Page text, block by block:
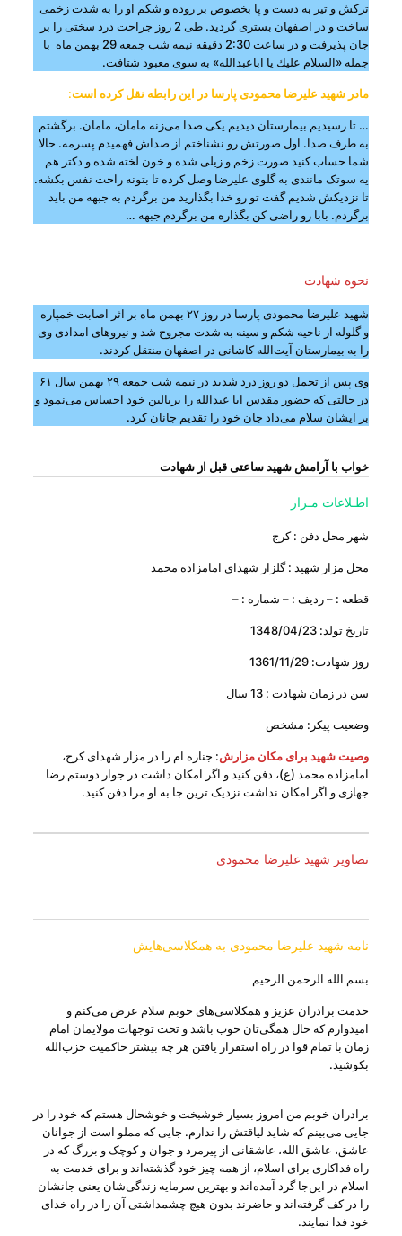
تركش و تیر به دست و پا بخصوص بر روده و شكم او را به شدت زخمی
ساخت و در اصفهان بستری گردید. طی 2 روز جراحت درد سختی را بر
جان پذیرفت و در ساعت 2:30 دقیقه نیمه ‌شب جمعه 29 بهمن ماه با
جمله «السلام علیك یا اباعبدالله» به سوی معبود شتافت.
مادر شهید علیرضا محمودی پارسا در این رابطه نقل کرده است:
… تا رسیدیم بیمارستان دیدیم یکی صدا می‌زنه مامان، مامان. برگشتم
به طرف صدا. اول صورتش رو نشناختم از صداش فهمیدم پسرمه. حالا
شما حساب کنید صورت زخم و زیلی شده و خون لخته شده و دکتر هم
یه سوتک مانندی به گلوی علیرضا وصل کرده تا بتونه راحت نفس بکشه.
تا نزدیکش شدیم گفت تو رو خدا بگذارید من برگردم به جبهه من باید
برگردم. بابا رو راضی کن بگذاره من برگردم جبهه …
نحوه شهادت
شهید علیرضا محمودی پارسا در روز ۲۷ بهمن ماه بر اثر اصابت خمپاره
و گلوله از ناحیه شکم و سینه به شدت مجروح شد و نیروهای امدادی وی
را به بیمارستان آیت‌الله کاشانی در اصفهان منتقل کردند.
وی پس از تحمل دو روز درد شدید در نیمه شب جمعه ۲۹ بهمن سال ۶۱
در حالتی که حضور مقدس ابا عبدالله را بربالین خود احساس می‌نمود و
بر ایشان سلام می‌داد جان خود را تقدیم جانان کرد.
خواب با آرامش شهید ساعتی قبل از شهادت
اطـلاعات مـزار
شهر محل دفن : کرج
محل مزار شهید : گلزار شهدای امامزاده محمد
قطعه : – ردیف : – شماره : –
تاریخ تولد: 1348/04/23
روز شهادت: 1361/11/29
سن در زمان شهادت : 13 سال
وضعیت پیکر: مشخص
وصیت شهید برای مکان مزارش: جنازه ام را در مزار شهدای کرج،
امامزاده محمد (ع)، دفن کنید و اگر امکان داشت در جوار دوستم رضا
جهازی و اگر امکان نداشت نزدیک ترین جا به او مرا دفن کنید.
تصاویر شهید علیرضا محمودی
نامه شهید علیرضا محمودی به همکلاسی‌هایش
بسم الله الرحمن الرحیم
خدمت برادران عزیز و همکلاسی‌های خوبم سلام عرض می‌کنم و
امیدوارم که حال همگی‌تان خوب باشد و تحت توجهات مولایمان امام
زمان با تمام قوا در راه استقرار یافتن هر چه بیشتر حاکمیت حزب‌الله
بکوشید.
برادران خوبم من امروز بسیار خوشبخت و خوشحال هستم که خود را در
جایی می‌بینم که شاید لیاقتش را ندارم. جایی که مملو است از جوانان
عاشق، عاشق الله، عاشقانی از پیرمرد و جوان و کوچک و بزرگ که در
راه فداکاری برای اسلام، از همه چیز خود گذشته‌اند و برای خدمت به
اسلام در این‌جا گرد آمده‌اند و بهترین سرمایه‌ زندگی‌شان یعنی جانشان
را در کف گرفته‌اند و حاضرند بدون هیچ چشمداشتی آن را در راه خدای
خود فدا نمایند.